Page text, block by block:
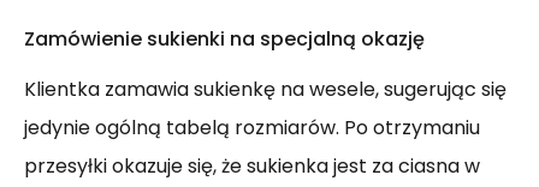
Zamówienie sukienki na specjalną okazję
Klientka zamawia sukienkę na wesele, sugerując się
jedynie ogólną tabelą rozmiarów. Po otrzymaniu
przesyłki okazuje się, że sukienka jest za ciasna w